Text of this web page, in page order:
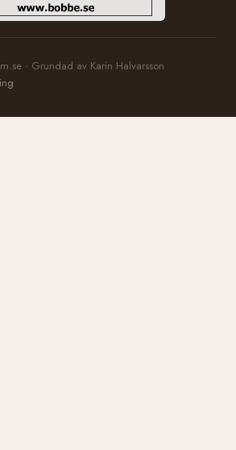
· Grundad av Karin Halvarsson